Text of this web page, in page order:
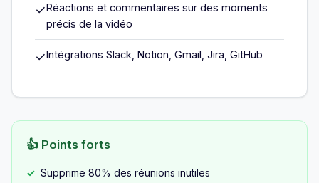
✓Réactions et commentaires sur des moments
précis de la vidéo
✓Intégrations Slack, Notion, Gmail, Jira, GitHub
👍 Points forts
Supprime 80% des réunions inutiles